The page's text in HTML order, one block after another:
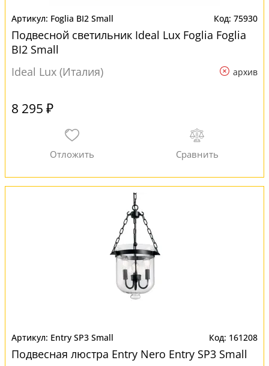
Foglia BI2 Small 75930
Подвесной светильник Ideal Lux Foglia Foglia
BI2 Small
Ideal Lux (Италия)
архив
8 295 ₽
Entry SP3 Small 161208
Подвесная люстра Entry Nero Entry SP3 Small